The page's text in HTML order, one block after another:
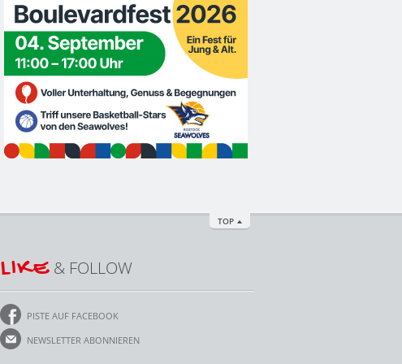
TOP
LIKE& FOLLOW
PISTE AUF FACEBOOK
NEWSLETTER ABONNIEREN